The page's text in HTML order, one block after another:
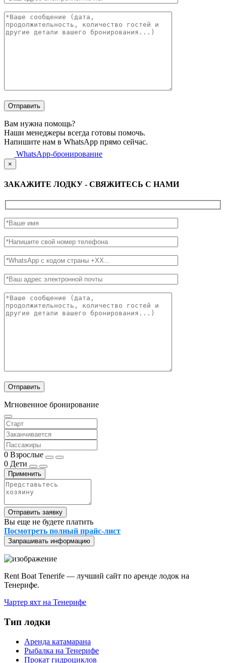
Вам нужна помощь?
Наши менеджеры всегда готовы помочь.
Напишите нам в WhatsApp прямо сейчас.
WhatsApp-бронирование
×
ЗАКАЖИТЕ ЛОДКУ - СВЯЖИТЕСЬ С НАМИ
Мгновенное бронирование
0 Взрослые
0 Дети
Применить
Отправить заявку
Вы еще не будете платить
Посмотреть полный прайс-лист
Запрашивать информацию
Rent Boat Tenerife — лучший сайт по аренде лодок на
Тенерифе.
Чартер яхт на Тенерифе
Тип лодки
Аренда катамарана
Рыбалка на Тенерифе
Прокат гидроциклов